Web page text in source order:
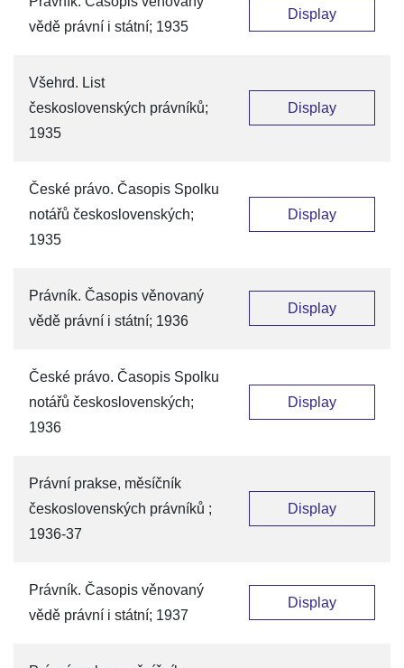
vědě právní i státní; 1935
Display
Všehrd. List
československých právníků;
1935
Display
České právo. Časopis Spolku
notářů československých;
1935
Display
Právník. Časopis věnovaný
vědě právní i státní; 1936
Display
České právo. Časopis Spolku
notářů československých;
1936
Display
Právní prakse, měsíčník
československých právníků ;
1936-37
Display
Právník. Časopis věnovaný
vědě právní i státní; 1937
Display